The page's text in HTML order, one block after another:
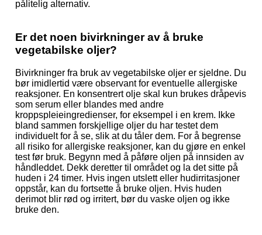
pålitelig alternativ.
Er det noen bivirkninger av å bruke
vegetabilske oljer?
Bivirkninger fra bruk av vegetabilske oljer er sjeldne. Du
bør imidlertid være observant for eventuelle allergiske
reaksjoner. En konsentrert olje skal kun brukes dråpevis
som serum eller blandes med andre
kroppspleieingredienser, for eksempel i en krem. Ikke
bland sammen forskjellige oljer du har testet dem
individuelt for å se, slik at du tåler dem. For å begrense
all risiko for allergiske reaksjoner, kan du gjøre en enkel
test før bruk. Begynn med å påføre oljen på innsiden av
håndleddet. Dekk deretter til området og la det sitte på
huden i 24 timer. Hvis ingen utslett eller hudirritasjoner
oppstår, kan du fortsette å bruke oljen. Hvis huden
derimot blir rød og irritert, bør du vaske oljen og ikke
bruke den.